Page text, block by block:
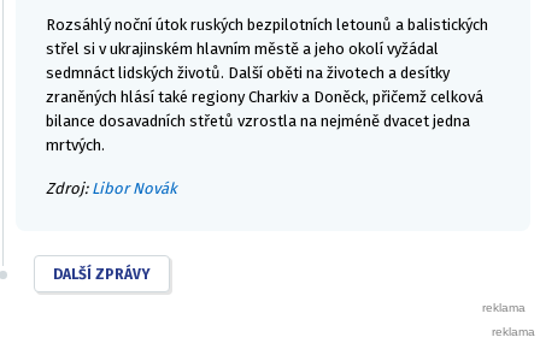
Rozsáhlý noční útok ruských bezpilotních letounů a balistických
střel si v ukrajinském hlavním městě a jeho okolí vyžádal
sedmnáct lidských životů. Další oběti na životech a desítky
zraněných hlásí také regiony Charkiv a Doněck, přičemž celková
bilance dosavadních střetů vzrostla na nejméně dvacet jedna
mrtvých.
Zdroj: Libor Novák
DALŠÍ ZPRÁVY